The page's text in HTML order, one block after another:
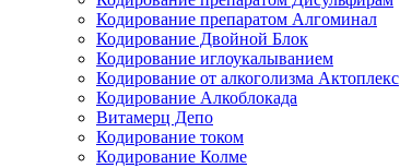
Кодирование препаратом Алгоминал
Кодирование Двойной Блок
Кодирование иглоукалыванием
Кодирование от алкоголизма Актоплекс
Кодирование Алкоблокада
Витамерц Депо
Кодирование током
Кодирование Колме